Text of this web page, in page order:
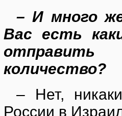
– И много
Вас есть
отправить
количество?
– Нет,
России в